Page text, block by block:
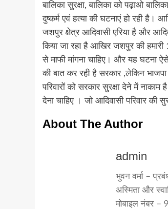
बालिका सुरक्षा, बालिका को पढ़ाओ
दुष्कर्म एवं हत्या की घटनाएं हो रही
जशपुर क्षेत्र आदिवासी एरिया है और
किया जा रहा है आखिर जशपुर की
से माफी मांगना चाहिए। और यह घटना
की बात कर रही है सरकार ,लेकिन
परिवारों को सरकार सुरक्षा देने में
देना चाहिए । जो आदिवासी परिवार
About The Author
admin
भुवन वर्मा –
अस्मिता और
मोबाइल नंबर –